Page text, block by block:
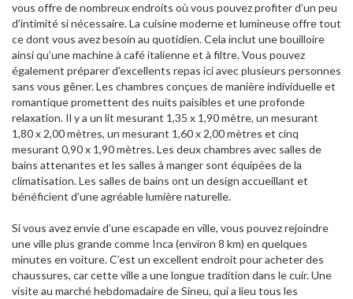
vous offre de nombreux endroits où vous pouvez profiter d’un peu
d’intimité si nécessaire. La cuisine moderne et lumineuse offre tout
ce dont vous avez besoin au quotidien. Cela inclut une bouilloire
ainsi qu’une machine à café italienne et à filtre. Vous pouvez
également préparer d’excellents repas ici avec plusieurs personnes
sans vous gêner. Les chambres conçues de manière individuelle et
romantique promettent des nuits paisibles et une profonde
relaxation. Il y a un lit mesurant 1,35 x 1,90 mètre, un mesurant
1,80 x 2,00 mètres, un mesurant 1,60 x 2,00 mètres et cinq
mesurant 0,90 x 1,90 mètres. Les deux chambres avec salles de
bains attenantes et les salles à manger sont équipées de la
climatisation. Les salles de bains ont un design accueillant et
bénéficient d’une agréable lumière naturelle.
Si vous avez envie d’une escapade en ville, vous pouvez rejoindre
une ville plus grande comme Inca (environ 8 km) en quelques
minutes en voiture. C’est un excellent endroit pour acheter des
chaussures, car cette ville a une longue tradition dans le cuir. Une
visite au marché hebdomadaire de Sineu, qui a lieu tous les